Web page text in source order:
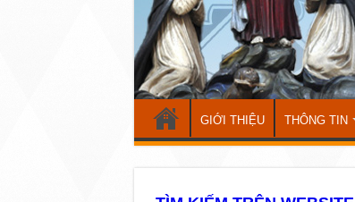
GIỚI THIỆU THÔNG TIN